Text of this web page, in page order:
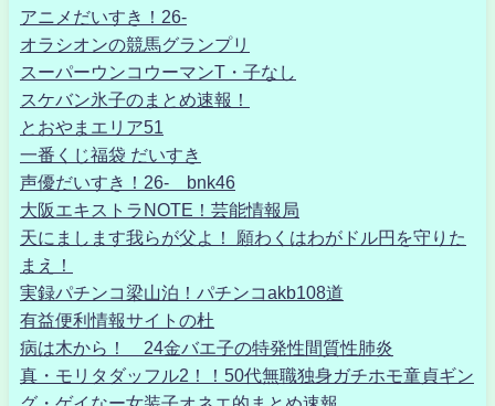
アニメだいすき！26-
オラシオンの競馬グランプリ
スーパーウンコウーマンT・子なし
スケバン氷子のまとめ速報！
とおやまエリア51
一番くじ福袋 だいすき
声優だいすき！26- bnk46
大阪エキストラNOTE！芸能情報局
天にまします我らが父よ！ 願わくはわがドル円を守りた
まえ！
実録パチンコ梁山泊！パチンコakb108道
有益便利情報サイトの杜
病は木から！ 24金バエ子の特発性間質性肺炎
真・モリタダッフル2！！50代無職独身ガチホモ童貞ギン